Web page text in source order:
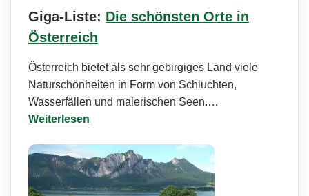
Giga-Liste: Die schönsten Orte in
Österreich
Österreich bietet als sehr gebirgiges Land viele
Naturschönheiten in Form von Schluchten,
Wasserfällen und malerischen Seen.…
Weiterlesen